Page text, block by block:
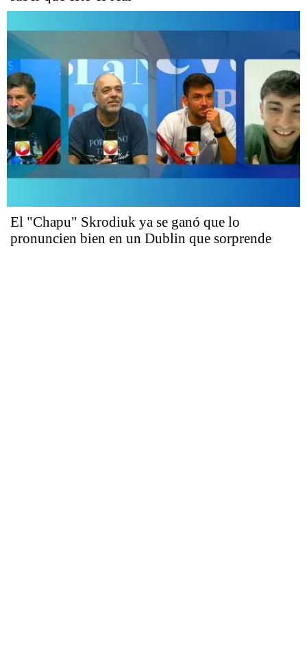
El "Chapu" Skrodiuk ya se ganó que lo
pronuncien bien en un Dublin que sorprende